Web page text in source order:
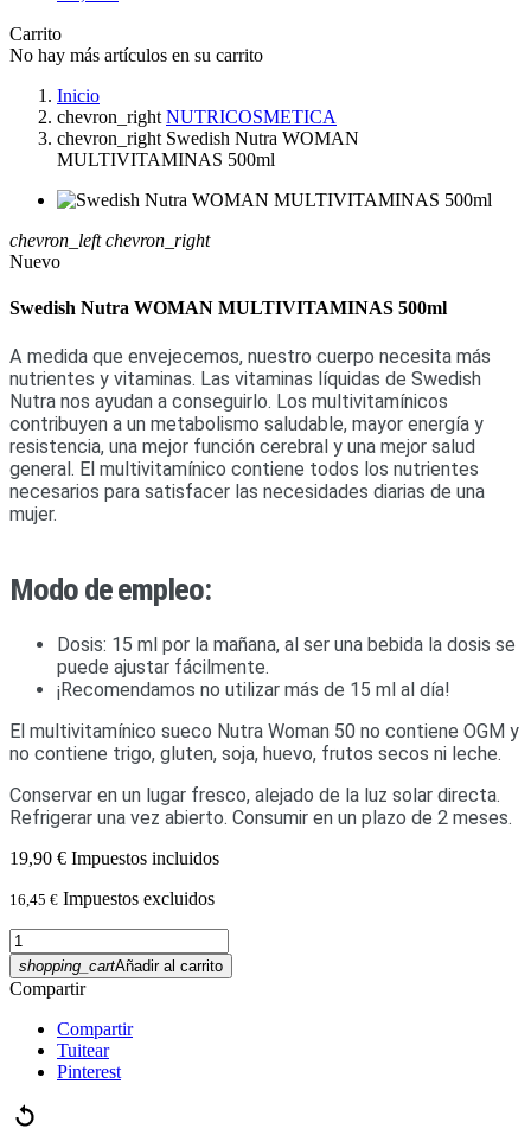
Carrito
No hay más artículos en su carrito
Inicio
chevron_right NUTRICOSMETICA
chevron_right Swedish Nutra WOMAN
MULTIVITAMINAS 500ml
chevron_left chevron_right
Nuevo
Swedish Nutra WOMAN MULTIVITAMINAS 500ml
A medida que envejecemos, nuestro cuerpo necesita más
nutrientes y vitaminas. Las vitaminas líquidas de Swedish
Nutra nos ayudan a conseguirlo. Los multivitamínicos
contribuyen a un metabolismo saludable, mayor energía y
resistencia, una mejor función cerebral y una mejor salud
general. El multivitamínico contiene todos los nutrientes
necesarios para satisfacer las necesidades diarias de una
mujer.
Modo de empleo:
Dosis: 15 ml por la mañana, al ser una bebida la dosis se
puede ajustar fácilmente.
¡Recomendamos no utilizar más de 15 ml al día!
El multivitamínico sueco Nutra Woman 50 no contiene OGM y
no contiene trigo, gluten, soja, huevo, frutos secos ni leche.
Conservar en un lugar fresco, alejado de la luz solar directa.
Refrigerar una vez abierto. Consumir en un plazo de 2 meses.
19,90 € Impuestos incluidos
16,45 € Impuestos excluidos
shopping_cartAñadir al carrito
Compartir
Compartir
Tuitear
Pinterest